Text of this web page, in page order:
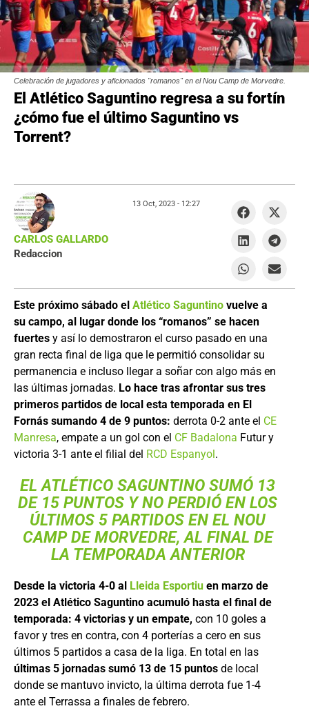
Celebración de jugadores y aficionados "romanos" en el Nou Camp de Morvedre.
El Atlético Saguntino regresa a su fortín
¿cómo fue el último Saguntino vs
Torrent?
Este próximo sábado el Atlético Saguntino vuelve a
su campo, al lugar donde los “romanos” se hacen
fuertes y así lo demostraron el curso pasado en una
gran recta final de liga que le permitió consolidar su
permanencia e incluso llegar a soñar con algo más en
las últimas jornadas. Lo hace tras afrontar sus tres
primeros partidos de local esta temporada en El
Fornás sumando 4 de 9 puntos: derrota 0-2 ante el CE
Manresa, empate a un gol con el CF Badalona Futur y
victoria 3-1 ante el filial del RCD Espanyol.
EL ATLÉTICO SAGUNTINO SUMÓ 13
DE 15 PUNTOS Y NO PERDIÓ EN LOS
ÚLTIMOS 5 PARTIDOS EN EL NOU
CAMP DE MORVEDRE, AL FINAL DE
LA TEMPORADA ANTERIOR
Desde la victoria 4-0 al Lleida Esportiu en marzo de
2023 el Atlético Saguntino acumuló hasta el final de
temporada: 4 victorias y un empate, con 10 goles a
favor y tres en contra, con 4 porterías a cero en sus
últimos 5 partidos a casa de la liga. En total en las
últimas 5 jornadas sumó 13 de 15 puntos de local
donde se mantuvo invicto, la última derrota fue 1-4
ante el Terrassa a finales de febrero.
CARLOS GALLARDO
Redaccion
13 Oct, 2023 - 12:27